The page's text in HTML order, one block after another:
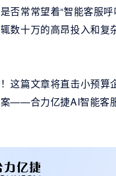
否常常望着“智能客服
数十万的高昂投入和复
这篇文章将直击小预
——合力亿捷AI智能客